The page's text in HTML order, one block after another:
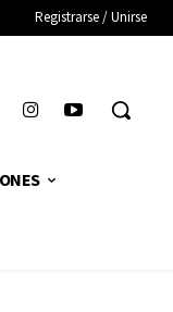
Registrarse / Unirse